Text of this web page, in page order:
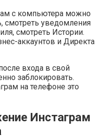
с компьютера можно
смотреть уведомления
смотреть Истории.
аккаунтов и Директа
входа в свой
заблокировать.
на телефоне это
Инстаграм